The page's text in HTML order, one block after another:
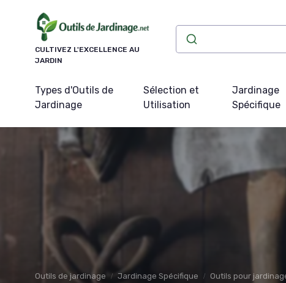
CULTIVEZ L'EXCELLENCE AU
JARDIN
Types d'Outils de
Jardinage
Sélection et
Utilisation
Jardinage
Spécifique
Outils de jardinage Jardinage Spécifique Outils pour